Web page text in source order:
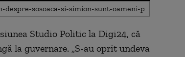
Studio Politic la Digi24, că
la guvernare. „S-au oprit undeva